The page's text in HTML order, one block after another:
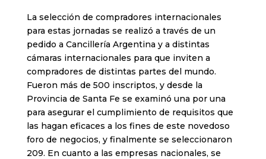
La selección de compradores internacionales
para estas jornadas se realizó a través de un
pedido a Cancillería Argentina y a distintas
cámaras internacionales para que inviten a
compradores de distintas partes del mundo.
Fueron más de 500 inscriptos, y desde la
Provincia de Santa Fe se examinó una por una
para asegurar el cumplimiento de requisitos que
las hagan eficaces a los fines de este novedoso
foro de negocios, y finalmente se seleccionaron
209. En cuanto a las empresas nacionales, se